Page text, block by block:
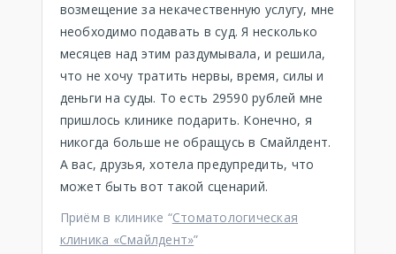
возмещение за некачественную услугу, мне
необходимо подавать в суд. Я несколько
месяцев над этим раздумывала, и решила,
что не хочу тратить нервы, время, силы и
деньги на суды. То есть 29590 рублей мне
пришлось клинике подарить. Конечно, я
никогда больше не обращусь в Смайлдент.
А вас, друзья, хотела предупредить, что
может быть вот такой сценарий.
Приём в клинике “Стоматологическая
клиника «Смайлдент»”